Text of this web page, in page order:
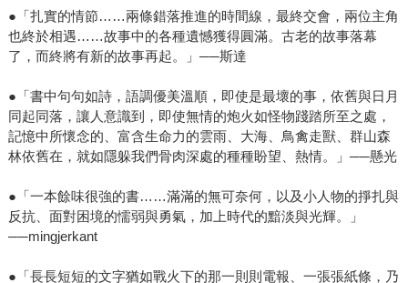
●「扎實的情節……兩條錯落推進的時間線，最終交會，兩位主角
也終於相遇……故事中的各種遺憾獲得圓滿。古老的故事落幕
了，而終將有新的故事再起。」──斯達
●「書中句句如詩，語調優美溫順，即使是最壞的事，依舊與日月
同起同落，讓人意識到，即使無情的炮火如怪物踐踏所至之處，
記憶中所懷念的、富含生命力的雲雨、大海、鳥禽走獸、群山森
林依舊在，就如隱躲我們骨肉深處的種種盼望、熱情。」──懸光
●「一本餘味很強的書……滿滿的無可奈何，以及小人物的掙扎與
反抗、面對困境的懦弱與勇氣，加上時代的黯淡與光輝。」
──mingjerkant
●「長長短短的文字猶如戰火下的那一則則電報、一張張紙條，乃